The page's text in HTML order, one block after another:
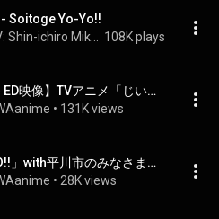
- Soitoge Yo-Yo!!
108K plays
【ノンクレジットED映像】TVアニメ「じいさんばあさん若返る」｜正蔵（CV:三木眞一郎）＆イネ（CV:能登麻美子）「添い遂げYO-YO!!」
• 131K views
「添い遂げYO-YO!!」with平川市のみなさま｜TVアニメ『じいさんばあさん若返る』SpecialダンスMV
• 28K views